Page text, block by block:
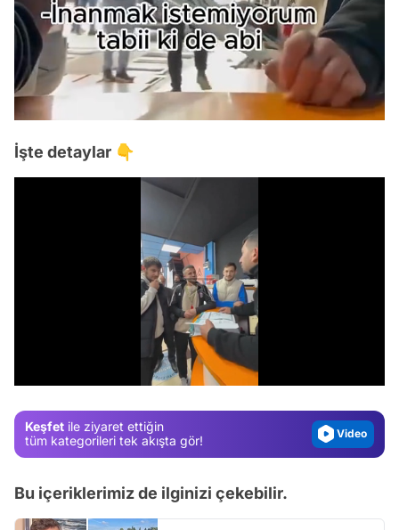
İşte detaylar 👇
Keşfet ile ziyaret ettiğin
tüm kategorileri tek akışta gör!
Video
Bu içeriklerimiz de ilginizi çekebilir.